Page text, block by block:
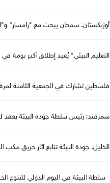
أوزبكستان: سمحان يبحث مع "رامسار"
التعليم البيئي" يُعيد إطلاق أكبر بومة
فلسطين تشارك في الجمعية الثامنة
سمرقند: رئيس سلطة جودة البيئة يعقد
الخليل: جودة البيئة تتابع آثار حريق مكب
سلطة البيئة في اليوم الدولي للتنوع